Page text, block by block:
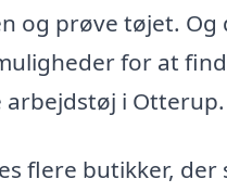
og prøve tøjet. Og
for at
arbejdstøj i Otterup.
flere butikker,